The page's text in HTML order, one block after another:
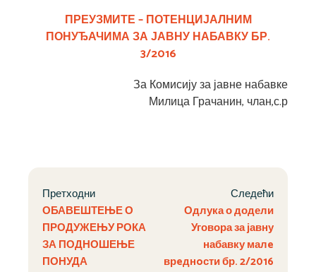
ПРЕУЗМИТЕ – ПОТЕНЦИЈАЛНИМ
ПОНУЂАЧИМА ЗА ЈАВНУ НАБАВКУ БР.
3/2016
За Комисију за јавне набавке
Милица Грачанин, члан,с.р
Претходни
ОБАВЕШТЕЊЕ О
ПРОДУЖЕЊУ РОКА
ЗА ПОДНОШЕЊЕ
ПОНУДА
Следећи
Одлука о додели
Уговора за јавну
набавку малe
врeднoсти бр. 2/2016